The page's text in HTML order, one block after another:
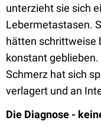
unterzieht sie sich
Lebermetastasen.
hätten schrittweise
konstant
Schmerz hat sich
verlagert und an
Die Diagnose -